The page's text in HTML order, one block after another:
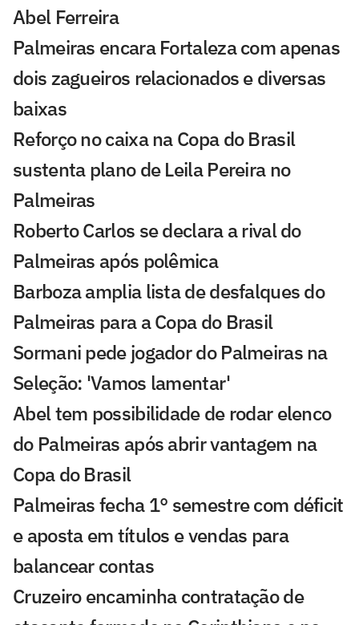
Abel Ferreira
Palmeiras encara Fortaleza com apenas
dois zagueiros relacionados e diversas
baixas
Reforço no caixa na Copa do Brasil
sustenta plano de Leila Pereira no
Palmeiras
Roberto Carlos se declara a rival do
Palmeiras após polêmica
Barboza amplia lista de desfalques do
Palmeiras para a Copa do Brasil
Sormani pede jogador do Palmeiras na
Seleção: 'Vamos lamentar'
Abel tem possibilidade de rodar elenco
do Palmeiras após abrir vantagem na
Copa do Brasil
Palmeiras fecha 1° semestre com déficit
e aposta em títulos e vendas para
balancear contas
Cruzeiro encaminha contratação de